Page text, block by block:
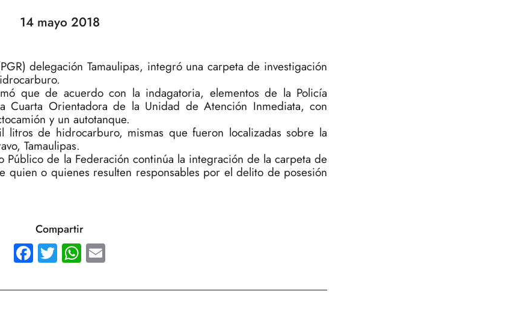
14 mayo 2018
delegación Tamaulipas, integró una carpeta de investigación
que de acuerdo con la indagatoria, elementos de la Policía
Cuarta Orientadora de la Unidad de Atención Inmediata, con
y un autotanque.
de hidrocarburo, mismas que fueron localizadas sobre la
Tamaulipas.
Público de la Federación continúa la integración de la carpeta de
quien o quienes resulten responsables por el delito de posesión
Compartir
Facebook
TwitterWhatsApp